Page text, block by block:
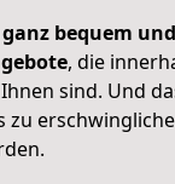
ganz bequem
, die
sind. Und
zu